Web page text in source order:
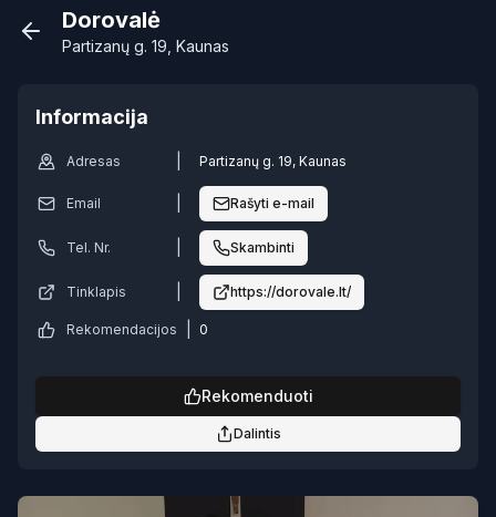
Dorovalė
Partizanų g. 19, Kaunas
Informacija
Adresas Partizanų g. 19, Kaunas
Email Rašyti e-mail
Tel. Nr. Skambinti
Tinklapis https://dorovale.lt/
Rekomendacijos 0
Rekomenduoti
Dalintis